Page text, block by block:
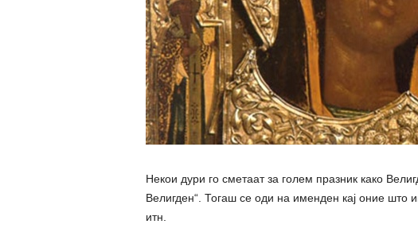
Некои дури го сметаат за голем празник како
Велигден“. Тогаш се оди на именден кај оние што
итн.